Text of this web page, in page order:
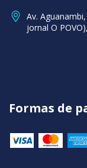
Av.
jornal O
Formas de